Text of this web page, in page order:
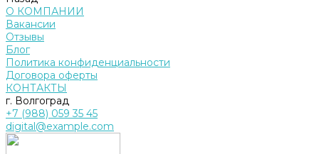
О КОМПАНИИ
Вакансии
Отзывы
Блог
Политика конфиденциальности
Договора оферты
КОНТАКТЫ
г. Волгоград
+7 (988) 059 35 45
digital@example.com